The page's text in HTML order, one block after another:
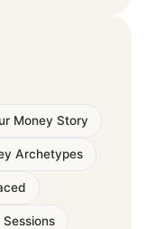
Money Story
Archetypes